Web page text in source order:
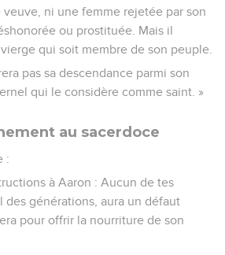
veuve, ni une femme rejetée par son
ou prostituée. Mais il
qui soit membre de son peuple.
pas sa descendance parmi son
qui le considère comme saint. »
au sacerdoce
:
à Aaron : Aucun de tes
des générations, aura un défaut
pour offrir la nourriture de son